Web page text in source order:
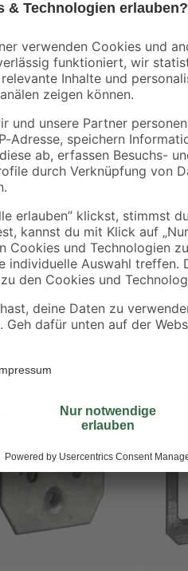
Paneel Eiche
x 19 mm
,16 € / m²
€ / Pack
8,
Die
Feder. Diese
verletzen und
durch Nageln
Abstand der